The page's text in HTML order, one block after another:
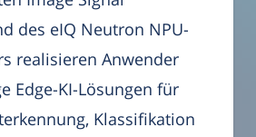
des eIQ Neutron NPU-
realisieren Anwender
Edge-KI-Lösungen für
Klassifikation